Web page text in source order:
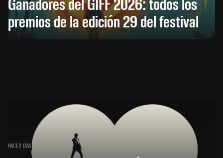
premios de la edición 29 del festival
HACE 2 DÍAS